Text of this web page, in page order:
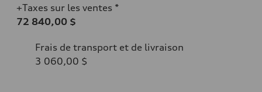
+Taxes sur les ventes *
72 840,00 $
Frais de transport et de livraison
3 060,00 $